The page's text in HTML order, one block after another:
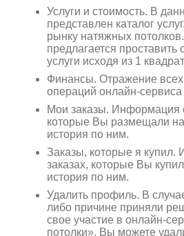
Услуги и стоимость. В
представлен каталог
рынку натяжных
предлагается проставить
услуги исходя из 1
Финансы. Отражение
операций онлайн-сервиса
Мои заказы. Информация
которые Вы размещали
история по ним.
Заказы, которые я
заказах, которые Вы
история по ним.
Удалить профиль. В
либо причине приняли
свое участие в онлайн-
потолки», Вы можете